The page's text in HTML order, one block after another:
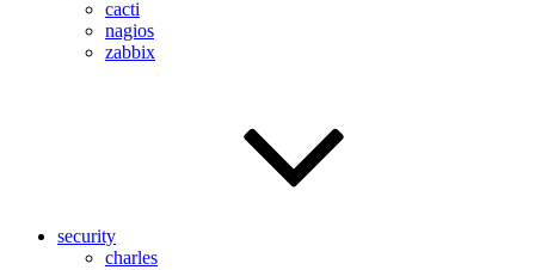
cacti
nagios
zabbix
security
charles